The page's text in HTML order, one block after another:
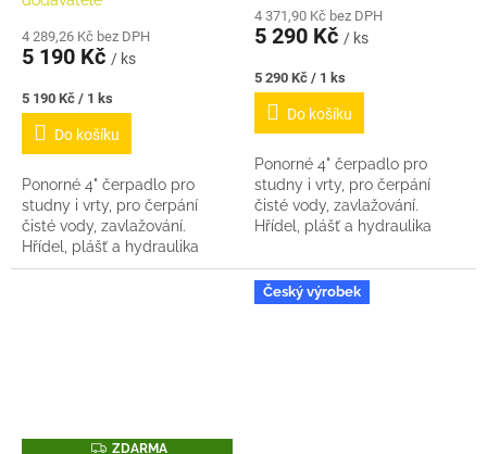
4 289,26 Kč bez DPH
5 190 Kč / ks
Měrná
cena:
5 190 Kč / 1 ks
Do košíku
Ponorné 4" čerpadlo pro
studny i vrty, pro čerpání
čisté vody, zavlažování.
Hřídel, plášť a hydraulika
z nerezové oceli, mosazné
4 371,90 Kč bez DPH
5 290 Kč / ks
Měrná
cena:
5 290 Kč / 1 ks
Do košíku
Ponorné 4" čerpadlo pro
studny i vrty, pro čerpání
čisté vody, zavlažování.
Hřídel, plášť a hydraulika
oběžné kolo. Maximální ponor
40 m. Informace...
ZZDARMA
Český výrobek